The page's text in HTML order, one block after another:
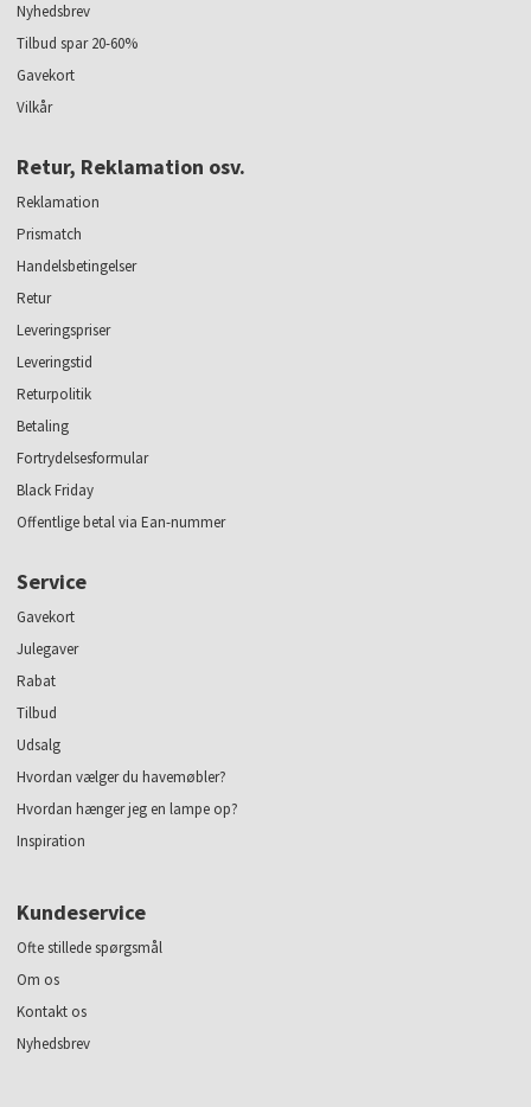
Nyhedsbrev
Tilbud spar 20-60%
Gavekort
Vilkår
Retur, Reklamation osv.
Reklamation
Prismatch
Handelsbetingelser
Retur
Leveringspriser
Leveringstid
Returpolitik
Betaling
Fortrydelsesformular
Black Friday
Offentlige betal via Ean-nummer
Service
Gavekort
Julegaver
Rabat
Tilbud
Udsalg
Hvordan vælger du havemøbler?
Hvordan hænger jeg en lampe op?
Inspiration
Kundeservice
Ofte stillede spørgsmål
Om os
Kontakt os
Nyhedsbrev